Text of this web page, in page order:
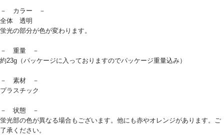
－ カラー －
全体 透明
蛍光の部分が色が変わります。
－ 重量 －
約23g（パッケージに入っておりますのでパッケージ重量込み）
－ 素材 －
プラスチック
－ 状態 －
蛍光部の色が異なる場合もございます。他にも赤やオレンジがあります。ご
了承ください。